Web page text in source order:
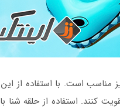
مناسب است. با استفاده از
کنند. استفاده از حلقه شنا